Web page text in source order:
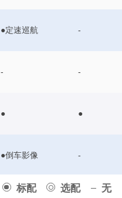
标配 选配 无
●定速巡航 -
- -
● ●
●倒车影像 -